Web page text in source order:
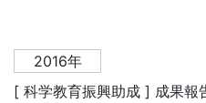
2016年
[ 科学教育振興助成 ] 成果報